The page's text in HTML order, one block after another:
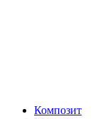
Композит